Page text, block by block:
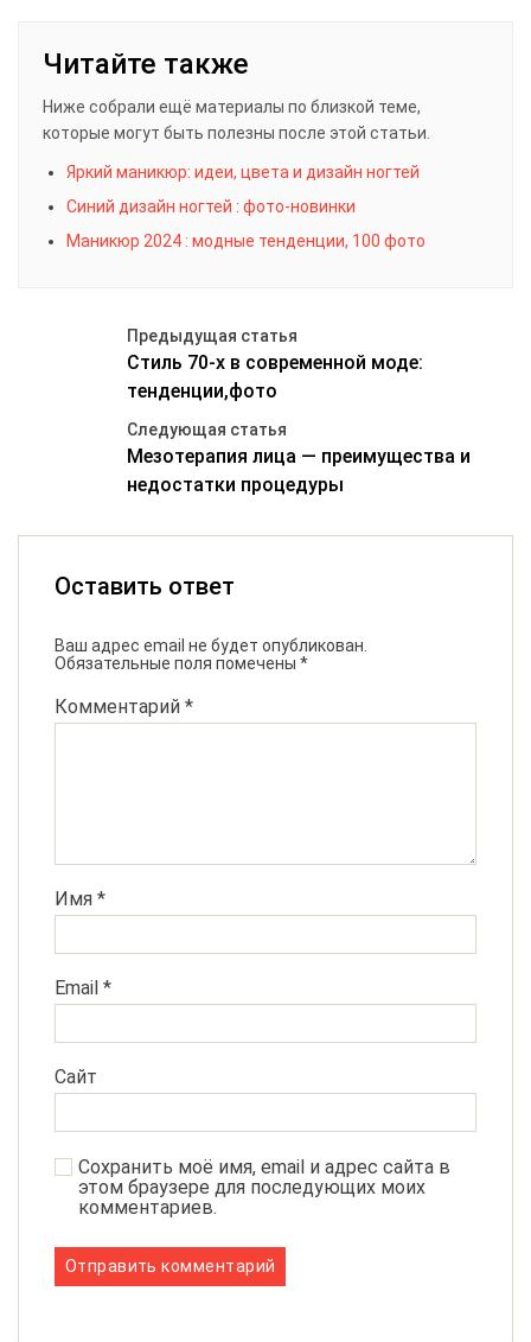
Читайте также
Ниже собрали ещё материалы по близкой теме,
которые могут быть полезны после этой статьи.
Яркий маникюр: идеи, цвета и дизайн ногтей
Синий дизайн ногтей : фото-новинки
Маникюр 2024 : модные тенденции, 100 фото
Предыдущая статья
Стиль 70-х в современной моде:
тенденции,фото
Следующая статья
Мезотерапия лица — преимущества и
недостатки процедуры
Оставить ответ
Ваш адрес email не будет опубликован.
Обязательные поля помечены *
Комментарий *
Имя *
Email *
Сайт
Сохранить моё имя, email и адрес сайта в
этом браузере для последующих моих
комментариев.